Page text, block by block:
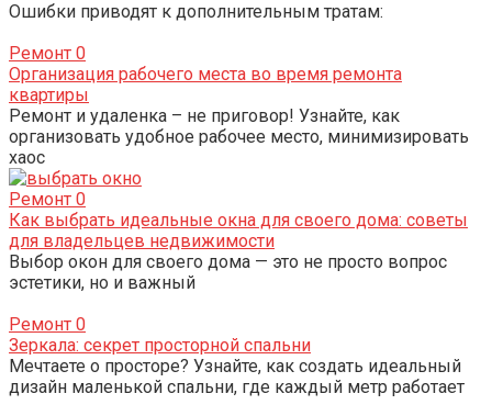
Ошибки приводят к дополнительным тратам:
Ремонт 0
Организация рабочего места во время ремонта
квартиры
Ремонт и удаленка – не приговор! Узнайте, как
организовать удобное рабочее место, минимизировать
хаос
Ремонт 0
Как выбрать идеальные окна для своего дома: советы
для владельцев недвижимости
Выбор окон для своего дома — это не просто вопрос
эстетики, но и важный
Ремонт 0
Зеркала: секрет просторной спальни
Мечтаете о просторе? Узнайте, как создать идеальный
дизайн маленькой спальни, где каждый метр работает